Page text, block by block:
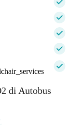
di Autobus